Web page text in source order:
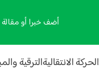
أضف خبرا أو مقالة
الحركة الانتقاليةالترقية